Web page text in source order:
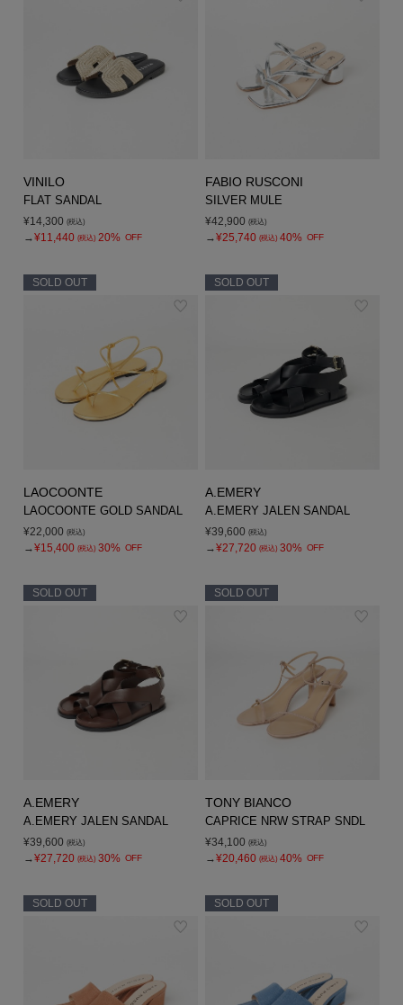
VINILO
FLAT SANDAL
¥14,300 (税込)
→¥11,440 (税込) 20% OFF
FABIO RUSCONI
SILVER MULE
¥42,900 (税込)
→¥25,740 (税込) 40% OFF
SOLD OUT
LAOCOONTE
LAOCOONTE GOLD SANDAL
¥22,000 (税込)
→¥15,400 (税込) 30% OFF
SOLD OUT
A.EMERY
A.EMERY JALEN SANDAL
¥39,600 (税込)
→¥27,720 (税込) 30% OFF
SOLD OUT
A.EMERY
A.EMERY JALEN SANDAL
¥39,600 (税込)
→¥27,720 (税込) 30% OFF
SOLD OUT
TONY BIANCO
CAPRICE NRW STRAP SNDL
¥34,100 (税込)
→¥20,460 (税込) 40% OFF
SOLD OUT SOLD OUT